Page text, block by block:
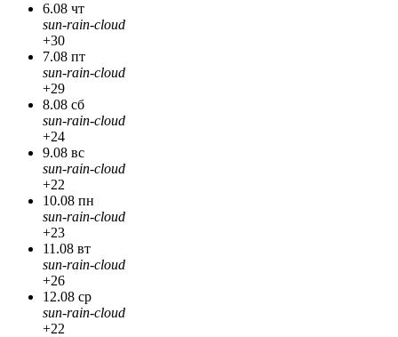
6.08 чт
sun-rain-cloud
+30
7.08 пт
sun-rain-cloud
+29
8.08 сб
sun-rain-cloud
+24
9.08 вс
sun-rain-cloud
+22
10.08 пн
sun-rain-cloud
+23
11.08 вт
sun-rain-cloud
+26
12.08 ср
sun-rain-cloud
+22